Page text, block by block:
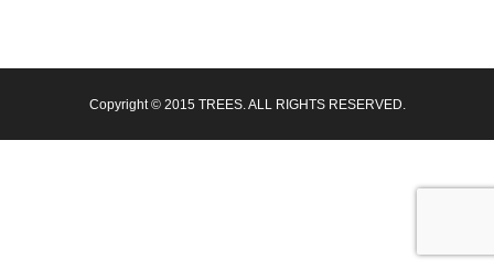
Copyright © 2015 TREES. ALL RIGHTS RESERVED.